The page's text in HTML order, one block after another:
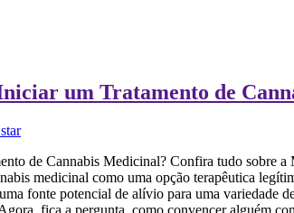
um Tratamento de
de Cannabis Medicinal? Confira tudo sobre
medicinal como uma opção terapêutica
fonte potencial de alívio para uma variedade